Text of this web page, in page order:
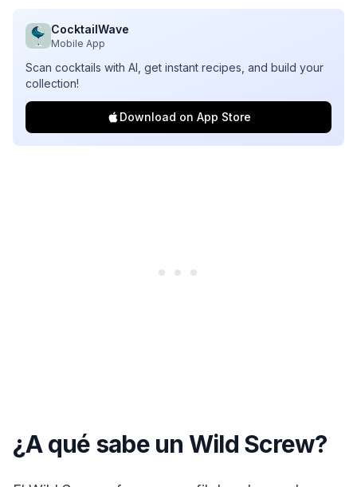
CocktailWave
Mobile App
Scan cocktails with AI, get instant recipes, and build your
collection!
Download on App Store
¿A qué sabe un Wild Screw?